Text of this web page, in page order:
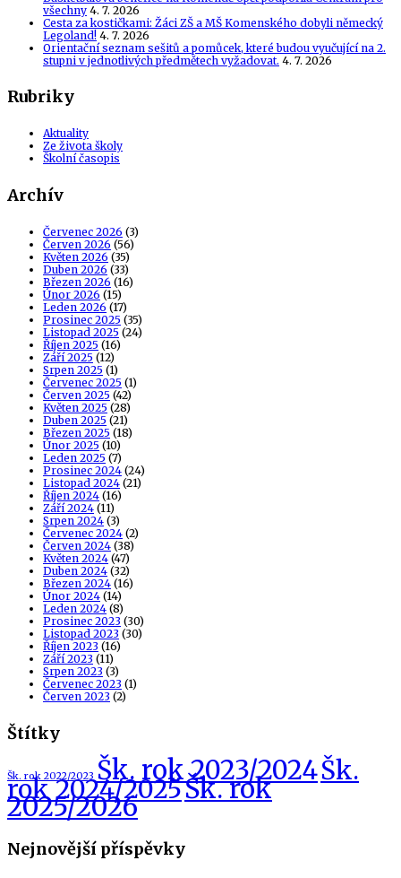
všechny 4. 7. 2026
Cesta za kostičkami: Žáci ZŠ a MŠ Komenského dobyli německý
Legoland! 4. 7. 2026
Orientační seznam sešitů a pomůcek, které budou vyučující na 2.
stupni v jednotlivých předmětech vyžadovat. 4. 7. 2026
Rubriky
Aktuality
Ze života školy
Školní časopis
Archív
Červenec 2026 (3)
Červen 2026 (56)
Květen 2026 (35)
Duben 2026 (33)
Březen 2026 (16)
Únor 2026 (15)
Leden 2026 (17)
Prosinec 2025 (35)
Listopad 2025 (24)
Říjen 2025 (16)
Září 2025 (12)
Srpen 2025 (1)
Červenec 2025 (1)
Červen 2025 (42)
Květen 2025 (28)
Duben 2025 (21)
Březen 2025 (18)
Únor 2025 (10)
Leden 2025 (7)
Prosinec 2024 (24)
Listopad 2024 (21)
Říjen 2024 (16)
Září 2024 (11)
Srpen 2024 (3)
Červenec 2024 (2)
Červen 2024 (38)
Květen 2024 (47)
Duben 2024 (32)
Březen 2024 (16)
Únor 2024 (14)
Leden 2024 (8)
Prosinec 2023 (30)
Listopad 2023 (30)
Říjen 2023 (16)
Září 2023 (11)
Srpen 2023 (3)
Červenec 2023 (1)
Červen 2023 (2)
Štítky
Šk. rok 2022/2023 Šk. rok 2023/2024Šk.
rok 2024/2025Šk. rok
2025/2026
Nejnovější příspěvky